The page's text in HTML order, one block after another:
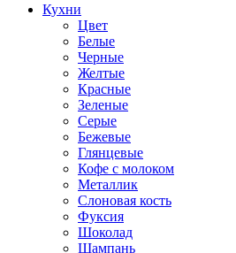
Кухни
Цвет
Белые
Черные
Желтые
Красные
Зеленые
Серые
Бежевые
Глянцевые
Кофе с молоком
Металлик
Слоновая кость
Фуксия
Шоколад
Шампань